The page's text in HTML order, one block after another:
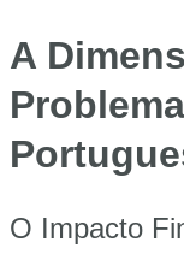
A
O Impacto